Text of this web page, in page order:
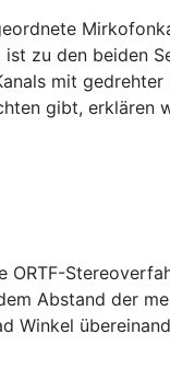
zu den beiden
mit
gibt, erklären
Abstand der
Winkel